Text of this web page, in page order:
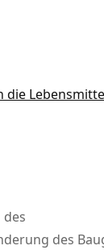
die
des